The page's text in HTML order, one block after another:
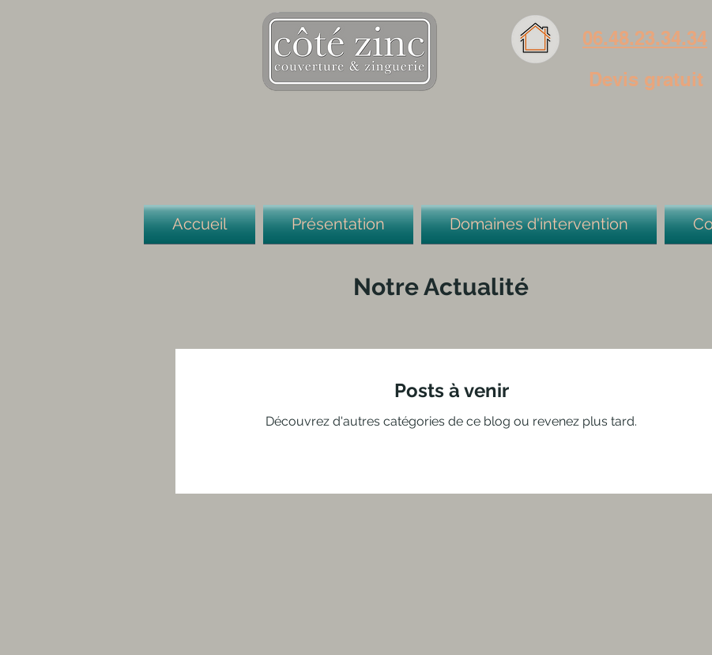
06.48.23.34.34
Devis gratuit
Accueil Présentation Domaines d'intervention
Notre Actualité
Posts à venir
Découvrez d'autres catégories de ce blog ou revenez plus tard.